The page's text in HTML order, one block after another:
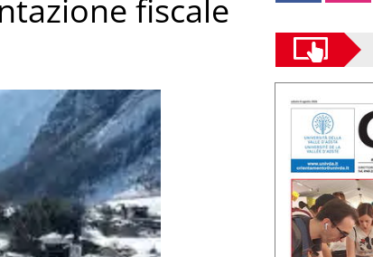
fiscale